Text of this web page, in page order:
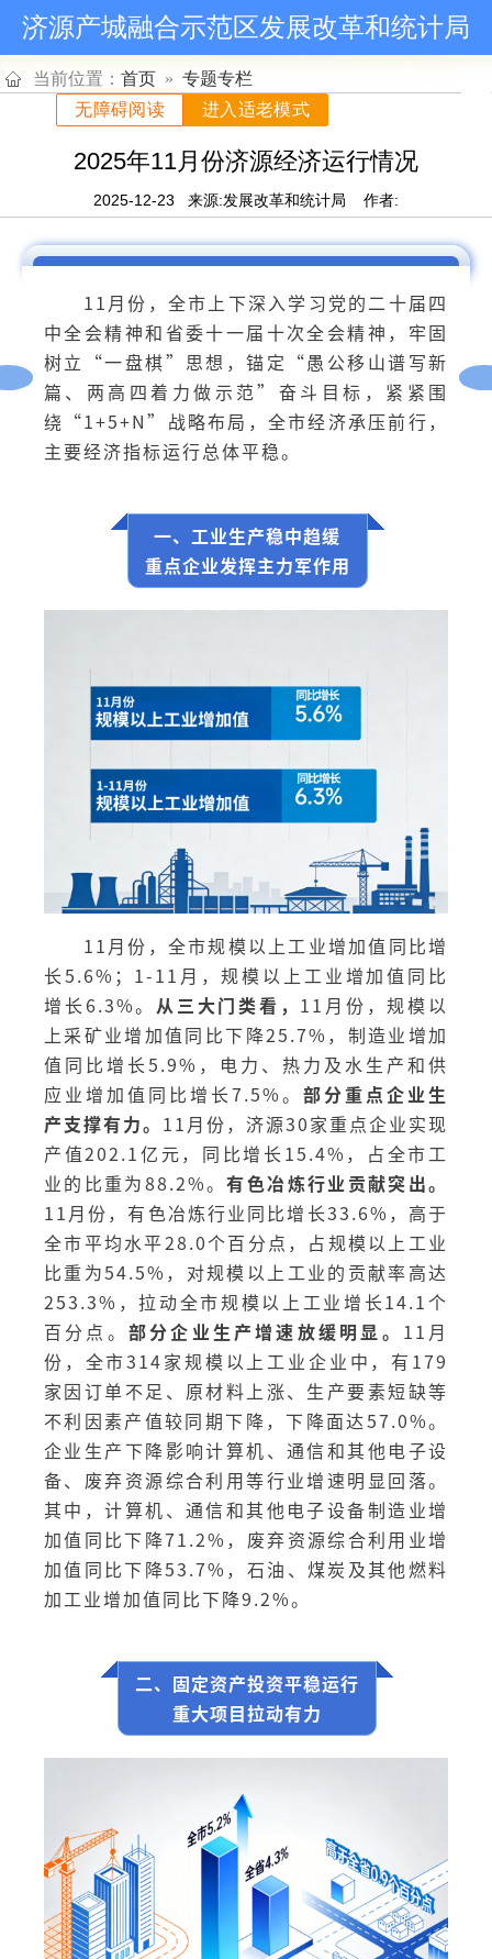
济源产城融合示范区发展改革和统计局
当前位置： 首页 » 专题专栏
2025年11月份济源经济运行情况
2025-12-23 来源:发展改革和统计局 作者:
11月份，全市上下深入学习党的二十届四
中全会精神和省委十一届十次全会精神，牢固
树立“一盘棋”思想，锚定“愚公移山谱写新
篇、两高四着力做示范”奋斗目标，紧紧围
绕“1+5+N”战略布局，全市经济承压前行，
主要经济指标运行总体平稳。
一、工业生产稳中趋缓
重点企业发挥主力军作用
11月份，全市规模以上工业增加值同比增
长5.6%；1-11月，规模以上工业增加值同比
增长6.3%。 从三大门类看， 11月份，规模以
上采矿业增加值同比下降25.7%，制造业增加
值同比增长5.9%，电力、热力及水生产和供
应业增加值同比增长7.5%。 部分重点企业生
产支撑有力。 11月份，济源30家重点企业实现
产值202.1亿元，同比增长15.4%，占全市工
业的比重为88.2%。有色冶炼行业贡献突出。
11月份，有色冶炼行业同比增长33.6%，高于
全市平均水平28.0个百分点，占规模以上工业
比重为54.5%，对规模以上工业的贡献率高达
253.3%，拉动全市规模以上工业增长14.1个
百分点。 部分企业生产增速放缓明显。 11月
份，全市314家规模以上工业企业中，有179
家因订单不足、原材料上涨、生产要素短缺等
不利因素产值较同期下降，下降面达57.0%。
企业生产下降影响计算机、通信和其他电子设
备、废弃资源综合利用等行业增速明显回落。
其中，计算机、通信和其他电子设备制造业增
加值同比下降71.2%，废弃资源综合利用业增
加值同比下降53.7%，石油、煤炭及其他燃料
加工业增加值同比下降9.2%。
二、固定资产投资平稳运行
重大项目拉动有力
进入适老模式
无障碍阅读